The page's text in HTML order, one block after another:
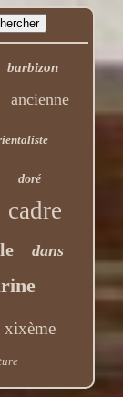
barbizon
ancienne
doré
cadre
dans
xixème